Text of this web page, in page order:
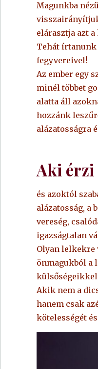
Magunkba
elárasztja azt
Tehát írtanunk
fegyvereivel!
Az ember egy
minél többet
alatta áll
hozzánk
alázatosságra
Aki érzi
és azoktól
alázatosság, a
vereség,
igazságtalan
Olyan lelkekre
önmagukból a
Akik nem a
hanem csak
kötelességét